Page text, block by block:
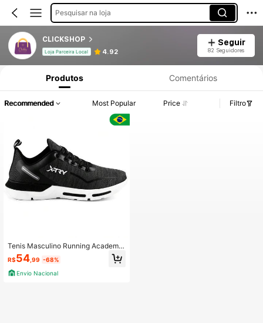
Pesquisar na loja
CLICKSHOP
Loja Parceira Local 4.92
Seguir
82 Seguidores
Produtos Comentários
Recommended Most Popular Price Filtro
Tenis Masculino Running Academia
Olimp Clickshop Caminhada Dia a
Dia Preto
R$54 ,99 -68%
Envio Nacional